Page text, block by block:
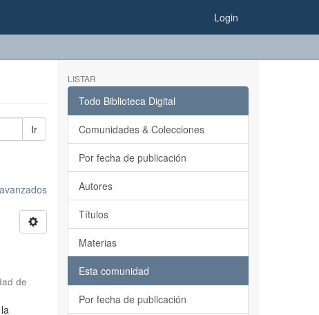
Login
Ir
de
LISTAR
Todo Biblioteca Digital
Comunidades & Colecciones
Por fecha de publicación
Autores
Títulos
Materias
Esta comunidad
Por fecha de publicación